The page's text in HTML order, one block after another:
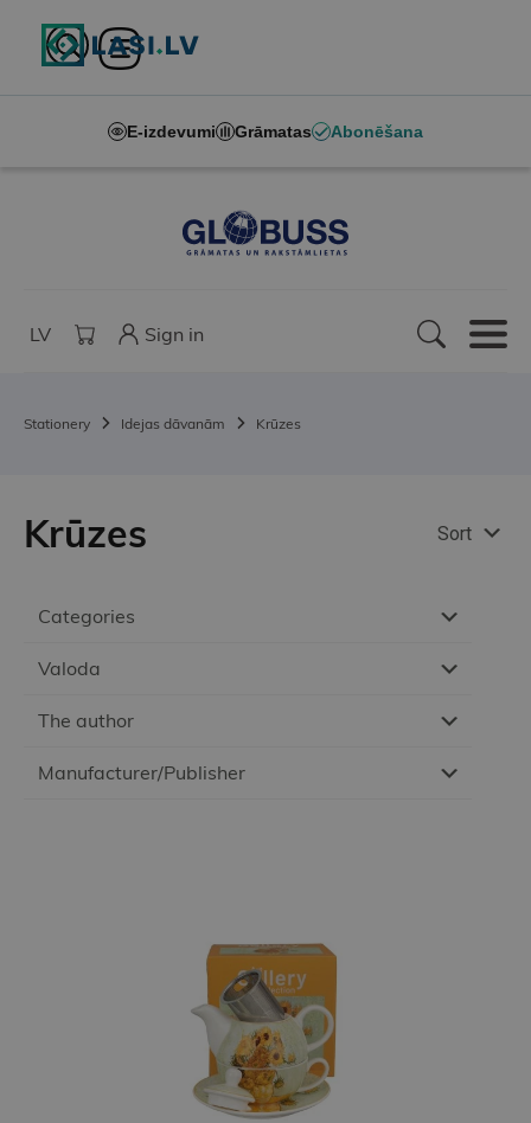
E-izdevumi Grāmatas Abonēšana
LV Sign in
Stationery Idejas dāvanām Krūzes
Categories
Valoda
The author
Manufacturer/Publisher
Krūzes Sort